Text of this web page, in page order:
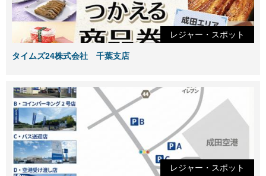
レジャー・スポット
タイムズ24株式会社 千葉支店
レジャー・スポット